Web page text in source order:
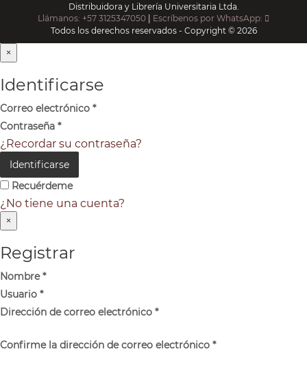
Distribuidora y Librería Universitaria Ltda.
Llámanos: +57 3125347050 | Escríbenos por WhatsApp:
Todos los derechos reservados - Copyright © 2026
×
Identificarse
Correo electrónico *
Contraseña *
¿Recordar su contraseña?
Identificarse
Recuérdeme
¿No tiene una cuenta?
×
Registrar
Nombre*
Usuario *
Dirección de correo electrónico *
Confirme la dirección de correo electrónico *